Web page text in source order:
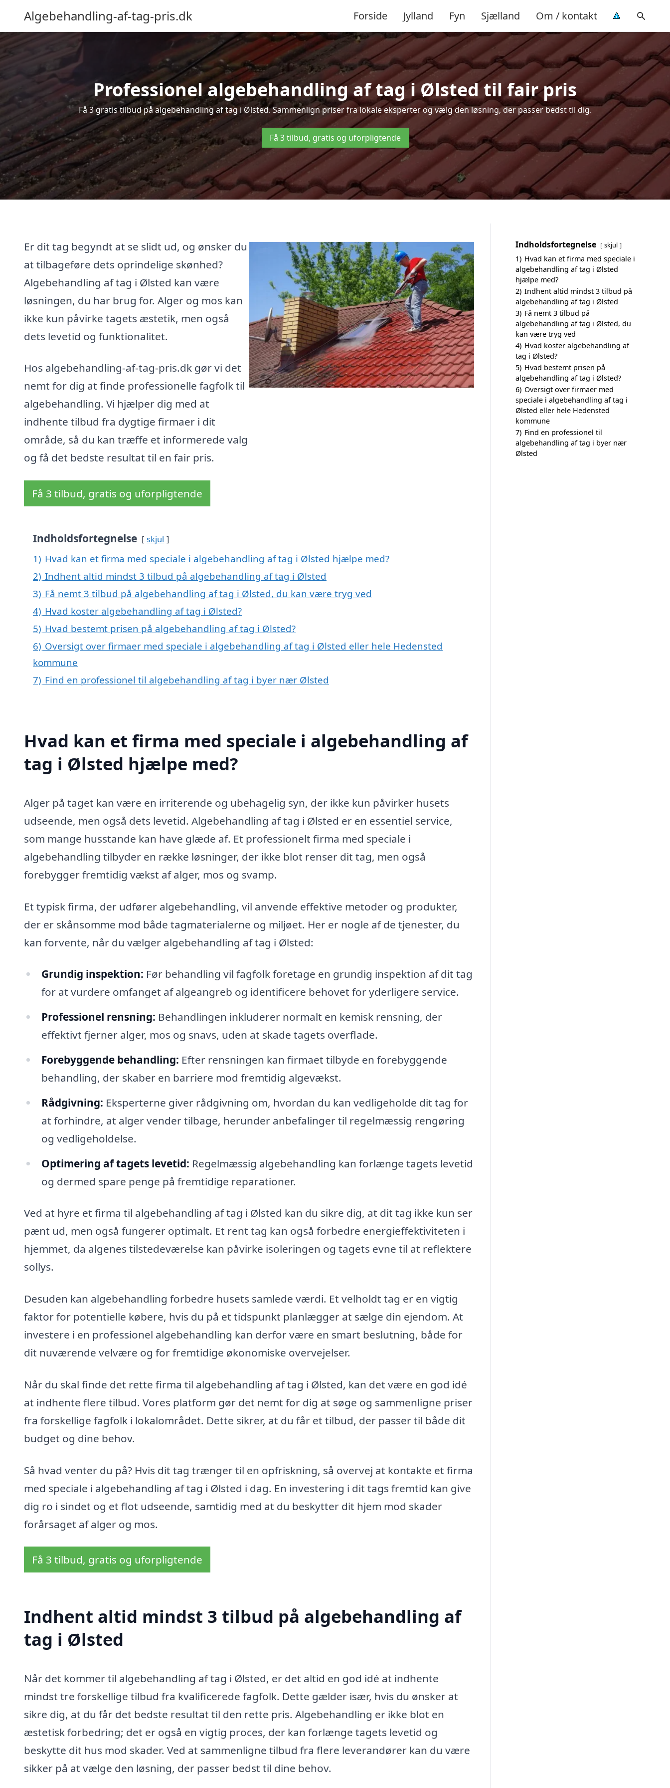
Algebehandling-af-tag-pris.dk Forside Jylland Fyn Sjælland Om / kontakt
Professionel algebehandling af tag i Ølsted til fair pris
Få 3 gratis tilbud på algebehandling af tag i Ølsted. Sammenlign priser fra lokale eksperter og vælg den løsning, der passer bedst til dig.
Få 3 tilbud, gratis og uforpligtende
Er dit tag begyndt at se slidt ud, og ønsker du
at tilbageføre dets oprindelige skønhed?
Algebehandling af tag i Ølsted kan være
løsningen, du har brug for. Alger og mos kan
ikke kun påvirke tagets æstetik, men også
dets levetid og funktionalitet.
Hos algebehandling-af-tag-pris.dk gør vi det
nemt for dig at finde professionelle fagfolk til
algebehandling. Vi hjælper dig med at
indhente tilbud fra dygtige firmaer i dit
område, så du kan træffe et informerede valg
og få det bedste resultat til en fair pris.
Få 3 tilbud, gratis og uforpligtende
Indholdsfortegnelse skjul
1) Hvad kan et firma med speciale i algebehandling af tag i Ølsted hjælpe med?
2) Indhent altid mindst 3 tilbud på algebehandling af tag i Ølsted
3) Få nemt 3 tilbud på algebehandling af tag i Ølsted, du kan være tryg ved
4) Hvad koster algebehandling af tag i Ølsted?
5) Hvad bestemt prisen på algebehandling af tag i Ølsted?
6) Oversigt over firmaer med speciale i algebehandling af tag i Ølsted eller hele Hedensted
kommune
7) Find en professionel til algebehandling af tag i byer nær Ølsted
Hvad kan et firma med speciale i algebehandling af
tag i Ølsted hjælpe med?
Alger på taget kan være en irriterende og ubehagelig syn, der ikke kun påvirker husets
udseende, men også dets levetid. Algebehandling af tag i Ølsted er en essentiel service,
som mange husstande kan have glæde af. Et professionelt firma med speciale i
algebehandling tilbyder en række løsninger, der ikke blot renser dit tag, men også
forebygger fremtidig vækst af alger, mos og svamp.
Et typisk firma, der udfører algebehandling, vil anvende effektive metoder og produkter,
der er skånsomme mod både tagmaterialerne og miljøet. Her er nogle af de tjenester, du
kan forvente, når du vælger algebehandling af tag i Ølsted:
Grundig inspektion: Før behandling vil fagfolk foretage en grundig inspektion af dit tag
for at vurdere omfanget af algeangreb og identificere behovet for yderligere service.
Professionel rensning: Behandlingen inkluderer normalt en kemisk rensning, der
effektivt fjerner alger, mos og snavs, uden at skade tagets overflade.
Forebyggende behandling: Efter rensningen kan firmaet tilbyde en forebyggende
behandling, der skaber en barriere mod fremtidig algevækst.
Rådgivning: Eksperterne giver rådgivning om, hvordan du kan vedligeholde dit tag for
at forhindre, at alger vender tilbage, herunder anbefalinger til regelmæssig rengøring
og vedligeholdelse.
Optimering af tagets levetid: Regelmæssig algebehandling kan forlænge tagets levetid
og dermed spare penge på fremtidige reparationer.
Ved at hyre et firma til algebehandling af tag i Ølsted kan du sikre dig, at dit tag ikke kun ser
pænt ud, men også fungerer optimalt. Et rent tag kan også forbedre energieffektiviteten i
hjemmet, da algenes tilstedeværelse kan påvirke isoleringen og tagets evne til at reflektere
sollys.
Desuden kan algebehandling forbedre husets samlede værdi. Et velholdt tag er en vigtig
faktor for potentielle købere, hvis du på et tidspunkt planlægger at sælge din ejendom. At
investere i en professionel algebehandling kan derfor være en smart beslutning, både for
dit nuværende velvære og for fremtidige økonomiske overvejelser.
Når du skal finde det rette firma til algebehandling af tag i Ølsted, kan det være en god idé
at indhente flere tilbud. Vores platform gør det nemt for dig at søge og sammenligne priser
fra forskellige fagfolk i lokalområdet. Dette sikrer, at du får et tilbud, der passer til både dit
budget og dine behov.
Så hvad venter du på? Hvis dit tag trænger til en opfriskning, så overvej at kontakte et firma
med speciale i algebehandling af tag i Ølsted i dag. En investering i dit tags fremtid kan give
dig ro i sindet og et flot udseende, samtidig med at du beskytter dit hjem mod skader
forårsaget af alger og mos.
Få 3 tilbud, gratis og uforpligtende
Indhent altid mindst 3 tilbud på algebehandling af
tag i Ølsted
Når det kommer til algebehandling af tag i Ølsted, er det altid en god idé at indhente
mindst tre forskellige tilbud fra kvalificerede fagfolk. Dette gælder især, hvis du ønsker at
sikre dig, at du får det bedste resultat til den rette pris. Algebehandling er ikke blot en
æstetisk forbedring; det er også en vigtig proces, der kan forlænge tagets levetid og
beskytte dit hus mod skader. Ved at sammenligne tilbud fra flere leverandører kan du være
sikker på at vælge den løsning, der passer bedst til dine behov.
Indholdsfortegnelse skjul
1) Hvad kan et firma med speciale i
algebehandling af tag i Ølsted
hjælpe med?
2) Indhent altid mindst 3 tilbud på
algebehandling af tag i Ølsted
3) Få nemt 3 tilbud på
algebehandling af tag i Ølsted, du
kan være tryg ved
4) Hvad koster algebehandling af
tag i Ølsted?
5) Hvad bestemt prisen på
algebehandling af tag i Ølsted?
6) Oversigt over firmaer med
speciale i algebehandling af tag i
Ølsted eller hele Hedensted
kommune
7) Find en professionel til
algebehandling af tag i byer nær
Ølsted